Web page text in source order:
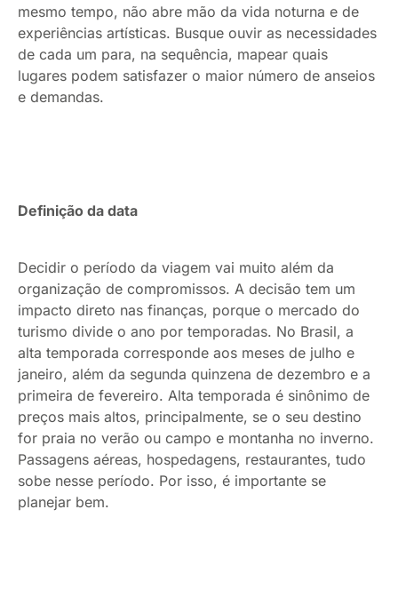
mesmo tempo, não abre mão da vida noturna e de
experiências artísticas. Busque ouvir as necessidades
de cada um para, na sequência, mapear quais
lugares podem satisfazer o maior número de anseios
e demandas.
Definição da data
Decidir o período da viagem vai muito além da
organização de compromissos. A decisão tem um
impacto direto nas finanças, porque o mercado do
turismo divide o ano por temporadas. No Brasil, a
alta temporada corresponde aos meses de julho e
janeiro, além da segunda quinzena de dezembro e a
primeira de fevereiro. Alta temporada é sinônimo de
preços mais altos, principalmente, se o seu destino
for praia no verão ou campo e montanha no inverno.
Passagens aéreas, hospedagens, restaurantes, tudo
sobe nesse período. Por isso, é importante se
planejar bem.